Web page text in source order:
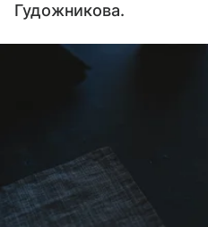
Гудожникова.